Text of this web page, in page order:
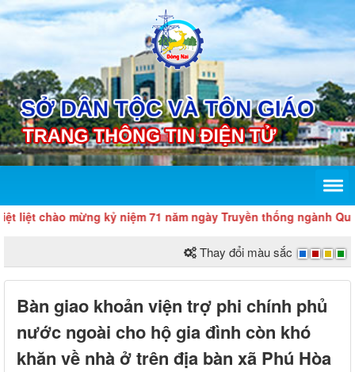
chào mừng kỷ niệm 71 năm ngày Truyền thống ngành Quản lý
Thay đổi màu sắc
Bàn giao khoản viện trợ phi chính phủ
nước ngoài cho hộ gia đình còn khó
khăn về nhà ở trên địa bàn xã Phú Hòa